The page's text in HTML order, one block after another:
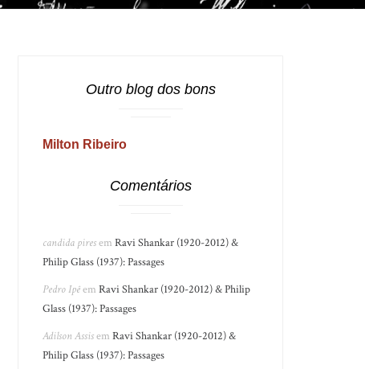
Outro blog dos bons
Milton Ribeiro
Comentários
candida piresemRavi Shankar (1920-2012) &
Philip Glass (1937): Passages
Pedro IpêemRavi Shankar (1920-2012) & Philip
Glass (1937): Passages
Adilson AssisemRavi Shankar (1920-2012) &
Philip Glass (1937): Passages